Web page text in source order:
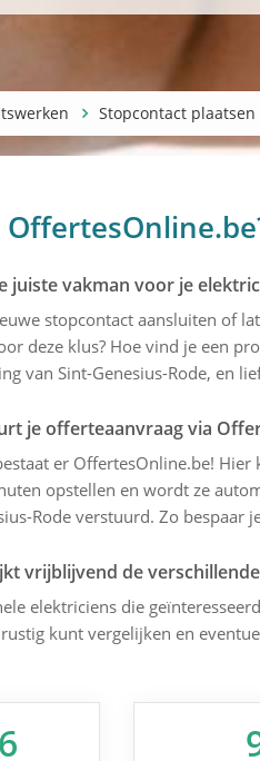
Stopcontact plaatsen
juiste vakman voor je
stopcontact aansluiten of
deze klus? Hoe vind je een
van Sint-Genesius-Rode, en
je offerteaanvraag via
er OffertesOnline.be!
opstellen en wordt ze
Rode verstuurd. Zo bespaar
vrijblijvend de
elektriciens die
kunt vergelijken en